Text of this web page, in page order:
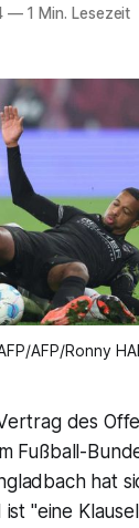
—1 Min. Lesezeit
AFP/Ronny
des
Fußball-
hat
"eine